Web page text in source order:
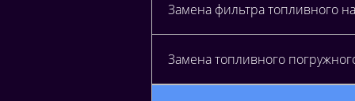
Замена фильтра топливного
Замена топливного